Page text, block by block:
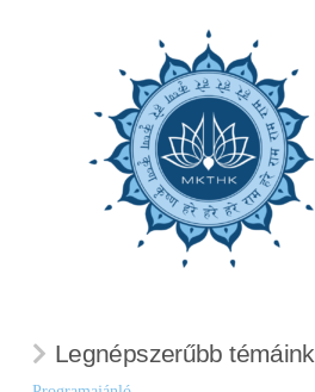
Legnépszerűbb témáink